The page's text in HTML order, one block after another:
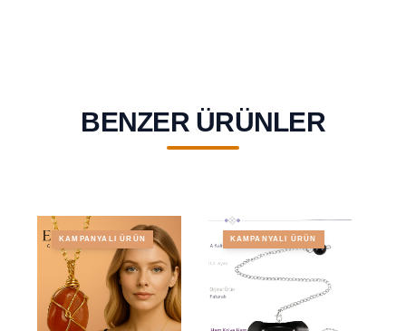
BENZER ÜRÜNLER
KAMPANYALI ÜRÜN KAMPANYALI ÜRÜN